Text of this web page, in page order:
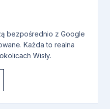
bezpośrednio z Google
Każda to realna
Wisły.